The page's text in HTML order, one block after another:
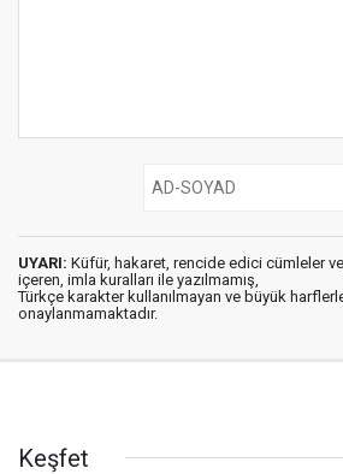
UYARI: Küfür, hakaret, rencide edici cümleler
içeren, imla kuralları ile yazılmamış,
Türkçe karakter kullanılmayan ve büyük
onaylanmamaktadır.
Keşfet